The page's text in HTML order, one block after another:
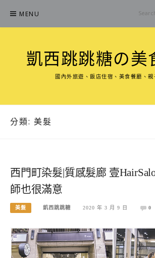
content
MENU
凱西跳跳糖の美
國內外旅遊、飯店住宿、美食餐廳、親
分類: 美髮
西門町染髮|質感髮廊 壹
師也很滿意
美髮 凱西跳跳糖 2020 年 3 月 9 日 0